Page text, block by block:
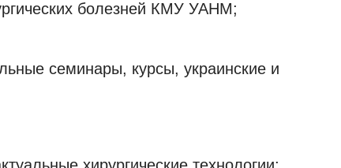
болезней КМУ УАНМ;
семинары, курсы, украинские и